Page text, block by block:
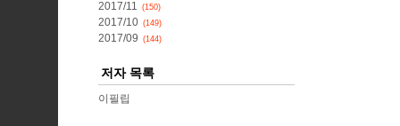
2017/11 (150)
2017/10 (149)
2017/09 (144)
저자 목록
이필립